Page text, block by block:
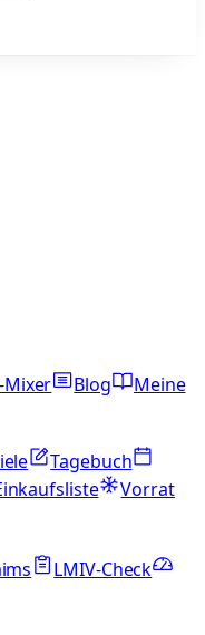
Blog
Meine
Tagebuch
Vorrat
LMIV-Check